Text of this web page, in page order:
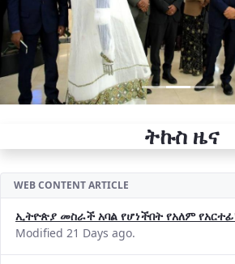
ትኩስ ዜና
WEB CONTENT ARTICLE
ኢትዮጵያ መስራች አባል የሆነችበት የአለም
Modified 21 Days ago.